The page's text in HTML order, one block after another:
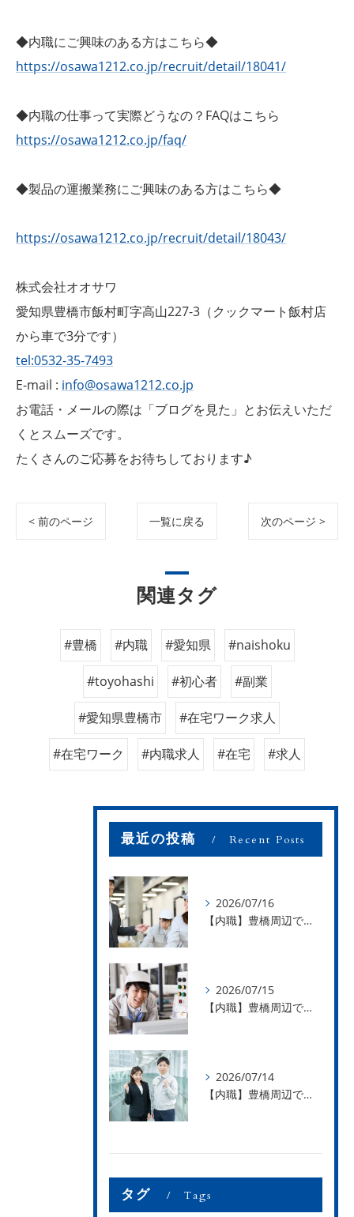
◆内職にご興味のある方はこちら◆
https://osawa1212.co.jp/recruit/detail/18041/
◆内職の仕事って実際どうなの？FAQはこちら
https://osawa1212.co.jp/faq/
◆製品の運搬業務にご興味のある方はこちら◆
https://osawa1212.co.jp/recruit/detail/18043/
株式会社オオサワ
愛知県豊橋市飯村町字高山227-3（クックマート飯村店
から車で3分です）
tel:0532-35-7493
E-mail : info@osawa1212.co.jp
お電話・メールの際は「ブログを見た」とお伝えいただ
くとスムーズです。
たくさんのご応募をお待ちしております♪
< 前のページ 一覧に戻る 次のページ >
関連タグ
#豊橋 #内職 #愛知県 #naishoku
#toyohashi #初心者 #副業
#愛知県豊橋市 #在宅ワーク求人
#在宅ワーク #内職求人 #在宅 #求人
最近の投稿 Recent Posts
2026/07/16
【内職】豊橋周辺で内職のお仕事を探している方募集中！【お仕事の内容】
2026/07/15
【内職】豊橋周辺で内職のお仕事を探している方募集中！【急な学級閉鎖も安心】
2026/07/14
【内職】豊橋周辺で内職のお仕事を探している方募集中！【内職さまのお声②】
タグ Tags